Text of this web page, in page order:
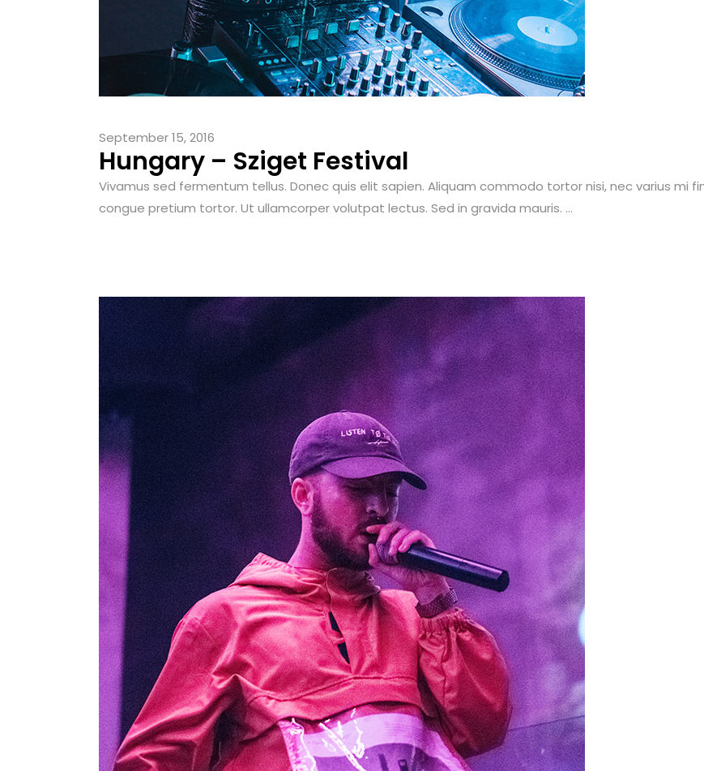
September 15, 2016
Hungary – Sziget Festival
Vivamus sed fermentum tellus. Donec quis elit sapien. Aliquam commodo tortor nisi, nec varius mi
congue pretium tortor. Ut ullamcorper volutpat lectus. Sed in gravida mauris. ...